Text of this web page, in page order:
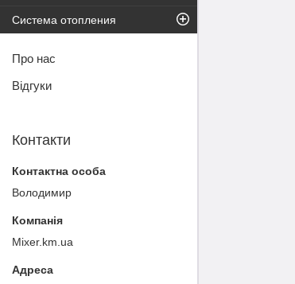
Система отопления
Про нас
Відгуки
Контакти
Володимир
Mixer.km.ua